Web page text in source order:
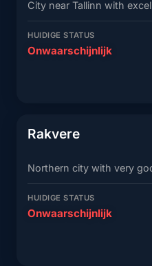
City near Tallinn with
HUIDIGE STATUS
Onwaarschijnlijk
Rakvere
Northern city with very
HUIDIGE STATUS
Onwaarschijnlijk